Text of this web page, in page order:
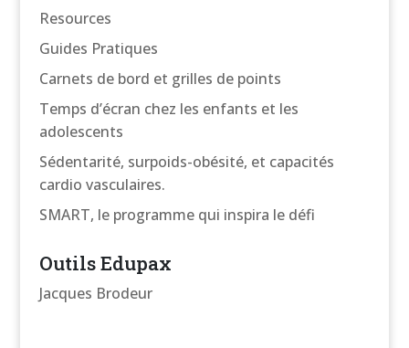
Resources
Guides Pratiques
Carnets de bord et grilles de points
Temps d’écran chez les enfants et les
adolescents
Sédentarité, surpoids-obésité, et capacités
cardio vasculaires.
SMART, le programme qui inspira le défi
Outils Edupax
Jacques Brodeur